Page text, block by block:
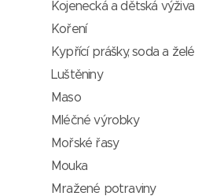
Kojenecká a dětská výživa
Koření
Kypřící prášky, soda a želé
Luštěniny
Maso
Mléčné výrobky
Mořské řasy
Mouka
Mražené potraviny